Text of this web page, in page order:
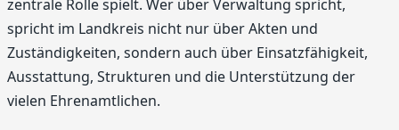
zentrale Rolle spielt. Wer über Verwaltung spricht,
spricht im Landkreis nicht nur über Akten und
Zuständigkeiten, sondern auch über Einsatzfähigkeit,
Ausstattung, Strukturen und die Unterstützung der
vielen Ehrenamtlichen.